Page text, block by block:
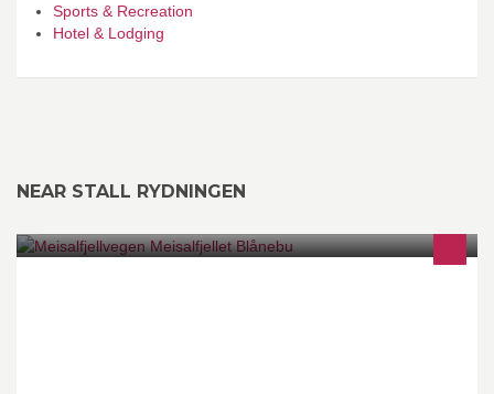
Sports & Recreation
Hotel & Lodging
NEAR STALL RYDNINGEN